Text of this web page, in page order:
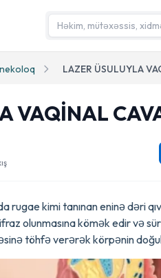
LAZER ÜSULUYLA
VAQİNAL
kimi tanınan eninə dəri
olunmasına kömək edir və
töhfə verərək körpənin